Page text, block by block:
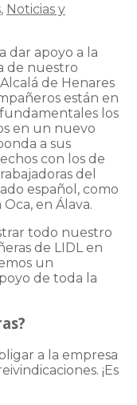
, Noticias y
dar apoyo a la
de nuestro
de Henares
están en
los
en un nuevo
a sus
con los de
del
español, como
en Álava.
todo nuestro
de LIDL en
un
de toda la
a la empresa
¡Es